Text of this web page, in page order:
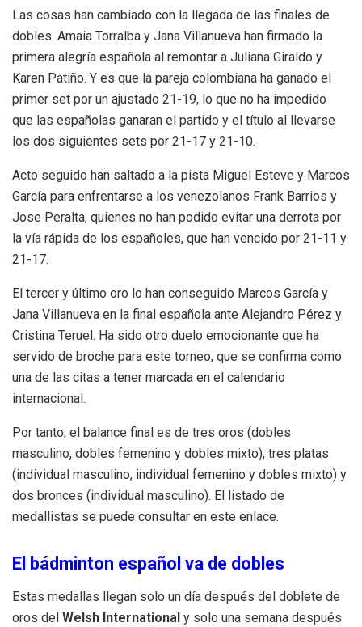
Las cosas han cambiado con la llegada de las finales de
dobles. Amaia Torralba y Jana Villanueva han firmado la
primera alegría española al remontar a Juliana Giraldo y
Karen Patiño. Y es que la pareja colombiana ha ganado el
primer set por un ajustado 21-19, lo que no ha impedido
que las españolas ganaran el partido y el título al llevarse
los dos siguientes sets por 21-17 y 21-10.
Acto seguido han saltado a la pista Miguel Esteve y Marcos
García para enfrentarse a los venezolanos Frank Barrios y
Jose Peralta, quienes no han podido evitar una derrota por
la vía rápida de los españoles, que han vencido por 21-11 y
21-17.
El tercer y último oro lo han conseguido Marcos García y
Jana Villanueva en la final española ante Alejandro Pérez y
Cristina Teruel. Ha sido otro duelo emocionante que ha
servido de broche para este torneo, que se confirma como
una de las citas a tener marcada en el calendario
internacional.
Por tanto, el balance final es de tres oros (dobles
masculino, dobles femenino y dobles mixto), tres platas
(individual masculino, individual femenino y dobles mixto) y
dos bronces (individual masculino). El listado de
medallistas se puede consultar en este enlace.
El bádminton español va de dobles
Estas medallas llegan solo un día después del doblete de
oros del Welsh International y solo una semana después